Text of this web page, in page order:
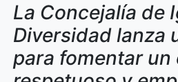
La Concejalía de
Diversidad lanza
para fomentar un